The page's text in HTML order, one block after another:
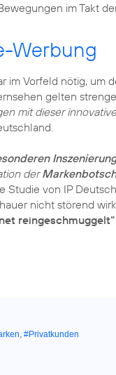
im Takt
Werbung
im Vorfeld nötig, um
gelten
mit dieser
der
Studie von IP
nicht störend
reingeschmuggelt“
, #Privatkunden